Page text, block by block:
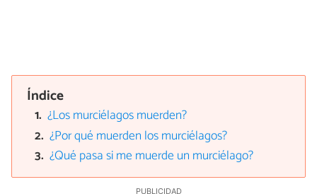
Índice
¿Los murciélagos muerden?
¿Por qué muerden los murciélagos?
¿Qué pasa si me muerde un murciélago?